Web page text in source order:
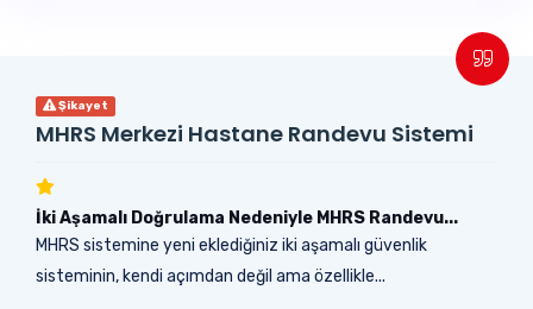
Şikayet
MHRS Merkezi Hastane Randevu Sistemi
İki Aşamalı Doğrulama Nedeniyle MHRS Randevu...
MHRS sistemine yeni eklediğiniz iki aşamalı güvenlik
sisteminin, kendi açımdan değil ama özellikle...